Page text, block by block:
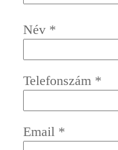
Név *
Telefonszám *
Email *